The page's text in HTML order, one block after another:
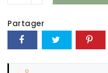
Partager